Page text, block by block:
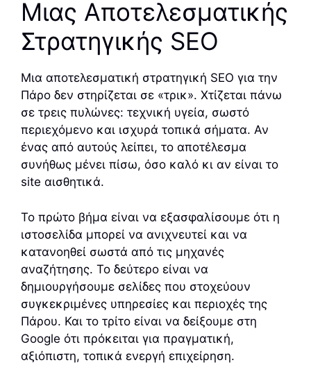
Μιας Αποτελεσματικής
Στρατηγικής SEO
Μια αποτελεσματική στρατηγική SEO για την
Πάρο δεν στηρίζεται σε «τρικ». Χτίζεται πάνω
σε τρεις πυλώνες: τεχνική υγεία, σωστό
περιεχόμενο και ισχυρά τοπικά σήματα. Αν
ένας από αυτούς λείπει, το αποτέλεσμα
συνήθως μένει πίσω, όσο καλό κι αν είναι το
site αισθητικά.
Το πρώτο βήμα είναι να εξασφαλίσουμε ότι η
ιστοσελίδα μπορεί να ανιχνευτεί και να
κατανοηθεί σωστά από τις μηχανές
αναζήτησης. Το δεύτερο είναι να
δημιουργήσουμε σελίδες που στοχεύουν
συγκεκριμένες υπηρεσίες και περιοχές της
Πάρου. Και το τρίτο είναι να δείξουμε στη
Google ότι πρόκειται για πραγματική,
αξιόπιστη, τοπικά ενεργή επιχείρηση.